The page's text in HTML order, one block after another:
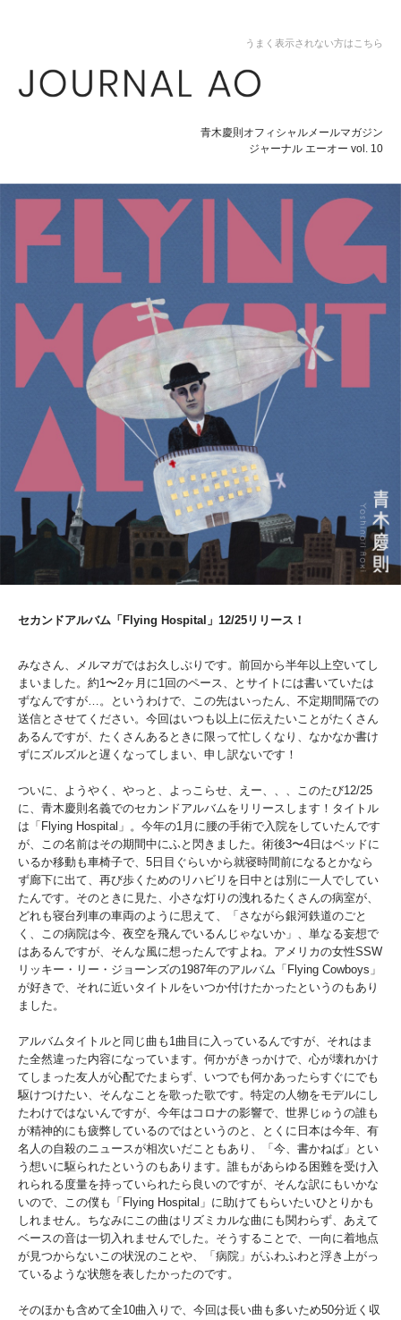
うまく表示されない方はこちら
青木慶則オフィシャルメールマガジン
ジャーナル エーオー vol. 10
セカンドアルバム「Flying Hospital」12/25リリース！
みなさん、メルマガではお久しぶりです。前回から半年以上空いてし
まいました。約1〜2ヶ月に1回のペース、とサイトには書いていたは
ずなんですが…。というわけで、この先はいったん、不定期間隔での
送信とさせてください。今回はいつも以上に伝えたいことがたくさん
あるんですが、たくさんあるときに限って忙しくなり、なかなか書け
ずにズルズルと遅くなってしまい、申し訳ないです！
ついに、ようやく、やっと、よっこらせ、えー、、、このたび12/25
に、青木慶則名義でのセカンドアルバムをリリースします！タイトル
は「Flying Hospital」。今年の1月に腰の手術で入院をしていたんです
が、この名前はその期間中にふと閃きました。術後3〜4日はベッドに
いるか移動も車椅子で、5日目ぐらいから就寝時間前になるとかなら
ず廊下に出て、再び歩くためのリハビリを日中とは別に一人でしてい
たんです。そのときに見た、小さな灯りの洩れるたくさんの病室が、
どれも寝台列車の車両のように思えて、「さながら銀河鉄道のごと
く、この病院は今、夜空を飛んでいるんじゃないか」、単なる妄想で
はあるんですが、そんな風に想ったんですよね。アメリカの女性SSW
リッキー・リー・ジョーンズの1987年のアルバム「Flying Cowboys」
が好きで、それに近いタイトルをいつか付けたかったというのもあり
ました。
アルバムタイトルと同じ曲も1曲目に入っているんですが、それはま
た全然違った内容になっています。何かがきっかけで、心が壊れかけ
てしまった友人が心配でたまらず、いつでも何かあったらすぐにでも
駆けつけたい、そんなことを歌った歌です。特定の人物をモデルにし
たわけではないんですが、今年はコロナの影響で、世界じゅうの誰も
が精神的にも疲弊しているのではというのと、とくに日本は今年、有
名人の自殺のニュースが相次いだこともあり、「今、書かねば」とい
う想いに駆られたというのもあります。誰もがあらゆる困難を受け入
れられる度量を持っていられたら良いのですが、そんな訳にもいかな
いので、この僕も「Flying Hospital」に助けてもらいたいひとりかも
しれません。ちなみにこの曲はリズミカルな曲にも関わらず、あえて
ベースの音は一切入れませんでした。そうすることで、一向に着地点
が見つからないこの状況のことや、「病院」がふわふわと浮き上がっ
ているような状態を表したかったのです。
そのほかも含めて全10曲入りで、今回は長い曲も多いため50分近く収